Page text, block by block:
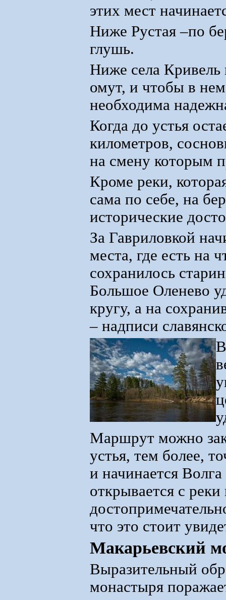
этих мест
Ниже Рустая –по
глушь.
Ниже села Кривель
омут, и чтобы в
необходима
Когда до устья
километров,
на смену которым
Кроме реки,
сама по себе, на
исторические
За Гавриловкой
места, где есть на
сохранилось
Большое Оленево
кругу, а на
– надписи
Маршрут можно
устья, тем более,
и начинается
открывается с
что это стоит
Макарьевский
Выразительный
монастыря